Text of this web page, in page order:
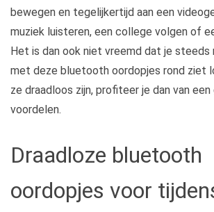
bewegen en tegelijkertijd aan een
muziek luisteren, een college volgen of
Het is dan ook niet vreemd dat je steeds
met deze bluetooth oordopjes rond ziet
ze draadloos zijn, profiteer je dan van
voordelen.
Draadloze bluetooth
oordopjes voor